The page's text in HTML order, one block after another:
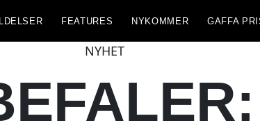
FEATURES NYKOMMER GAFFA
NYHET